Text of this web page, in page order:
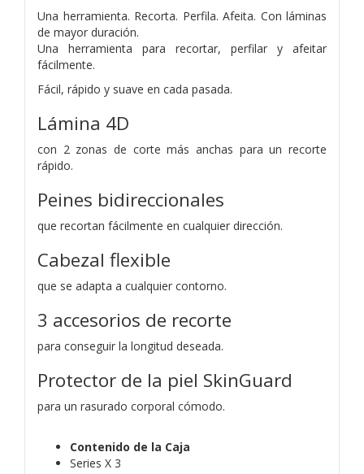
Una herramienta. Recorta. Perfila. Afeita. Con láminas
de mayor duración.
Una herramienta para recortar, perfilar y afeitar
fácilmente.
Fácil, rápido y suave en cada pasada.
Lámina 4D
con 2 zonas de corte más anchas para un recorte
rápido.
Peines bidireccionales
que recortan fácilmente en cualquier dirección.
Cabezal flexible
que se adapta a cualquier contorno.
3 accesorios de recorte
para conseguir la longitud deseada.
Protector de la piel SkinGuard
para un rasurado corporal cómodo.
Contenido de la Caja
Series X 3